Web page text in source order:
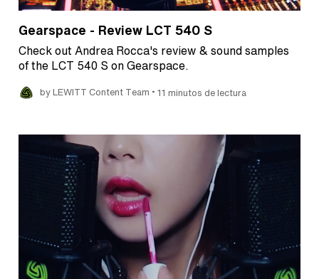
Gearspace - Review LCT 540 S
Check out Andrea Rocca's review & sound samples
of the LCT 540 S on Gearspace.
by LEWITT Content Team • 11 minutos de lectura